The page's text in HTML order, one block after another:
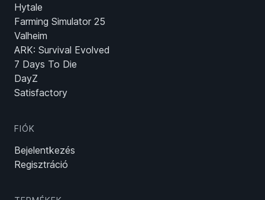
Hytale
Farming Simulator 25
Valheim
ARK: Survival Evolved
7 Days To Die
DayZ
Satisfactory
FIÓK
Bejelentkezés
Regisztráció